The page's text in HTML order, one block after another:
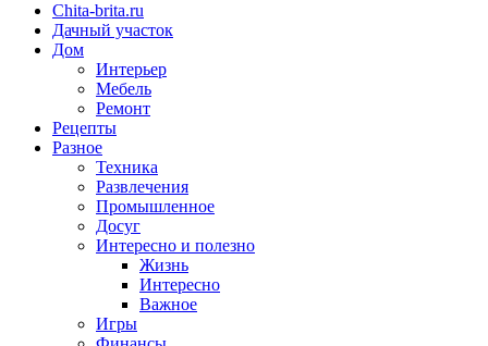
Chita-brita.ru
Дачный участок
Дом
Интерьер
Мебель
Ремонт
Рецепты
Разное
Техника
Развлечения
Промышленное
Досуг
Интересно и полезно
Жизнь
Интересно
Важное
Игры